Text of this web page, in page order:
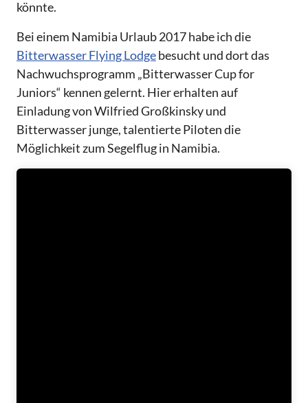
könnte.
Bei einem Namibia Urlaub 2017 habe ich die
Bitterwasser Flying Lodgebesucht und dort das
Nachwuchsprogramm „Bitterwasser Cup for
Juniors“ kennen gelernt. Hier erhalten auf
Einladung von Wilfried Großkinsky und
Bitterwasser junge, talentierte Piloten die
Möglichkeit zum Segelflug in Namibia.